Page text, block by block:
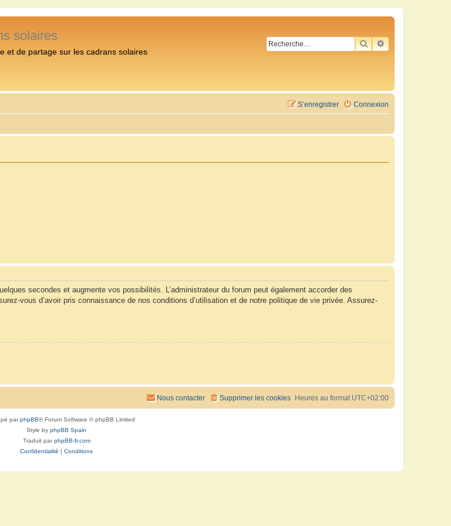
solaires
et de partage sur les cadrans solaires
RECHERCHER
RECHERCHE
Connexion
S’enregistrer
secondes et augmente vos possibilités. L’administrateur du forum peut également accorder des
vous d’avoir pris connaissance de nos conditions d’utilisation et de notre politique de vie privée. Assurez-
Heures au format UTC+02:00
Supprimer les cookies
Nous contacter
parphpBB® Forum Software © phpBB Limited
Style by phpBB Spain
Traduit parphpBB-fr.com
Confidentialité
Conditions